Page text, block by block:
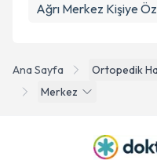
Ana Sayfa Ortopedik
Merkez
Ağrı Merkez Kişiye